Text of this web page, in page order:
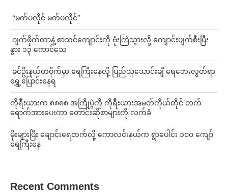
⁨ ⁨“မက်ပလိုင် မက်ပလိုင်”
⁨⁩ ⁨ဂျက်ဖိုက်တာနဲ့ စာသင်ကျောင်းကို ဗုံးကြဲသွားလို့ ကျောင်းပျက်စီးပြီး
နွား ၁၃ ကောင်သေ
⁩ ⁨ခင်ဦးနယ်တဝိုက်မှာ ရေကြီးနေလို့ ပြည်သူသောင်းချီ ရေဘေးလွတ်ရာ
ရွှေ့ပြောင်းနေရ
ကိုရီးယားက ၈၈၈၈ အကြိုပွဲကို ကိုရီးယားအမတ်ကိုယ်တိုင် တက်
ရောက်အားပေးကာ တောင်းဆိုစာများကို လက်ခံ
⁨မိုးများပြီး ချောင်းရေတက်လို့ ကောလင်းနယ်က ရွာပေါင်း ၁၀၀ ကျော်
ရေကြီးနေ
Recent Comments